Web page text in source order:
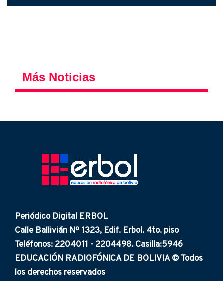
Más Noticias
Periódico Digital ERBOL
Calle Ballivián Nº 1323, Edif. Erbol. 4to. piso
Teléfonos: 2204011 - 2204498. Casilla:5946
EDUCACIÓN RADIOFÓNICA DE BOLIVIA © Todos
los derechos reservados